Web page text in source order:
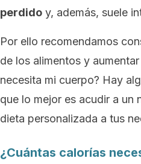
perdido y, además, suele
Por ello recomendamos
de los alimentos y
necesita mi cuerpo? Hay
que lo mejor es acudir a un
dieta personalizada a tus
¿Cuántas calorías